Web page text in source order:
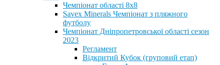
Чемпіонат області 8х8
Savex Minerals Чемпіонат з пляжного
футболу
Чемпіонат Дніпропетровської області сезон
2023
Регламент
Відкритий Кубок (груповий етап)